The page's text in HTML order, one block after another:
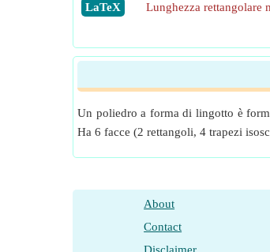
​LaTeX Lunghezza rettangolare
Un poliedro a forma di lingotto è
Ha 6 facce (2 rettangoli, 4 trapezi
About
Contact